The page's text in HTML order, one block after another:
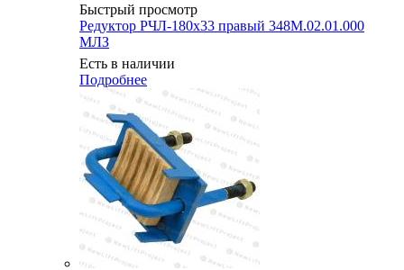
Быстрый просмотр
Редуктор РЧЛ-180х33 правый 348М.02.01.000
МЛЗ
Есть в наличии
Подробнее